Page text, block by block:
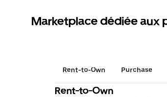
Marketplace dédiée aux
Rent-to-Own Purchase
Rent-to-Own